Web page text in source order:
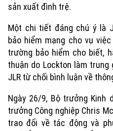
sản xuất đình trệ.
Một chi tiết đáng chú ý là
bảo hiểm mạng cho vụ
trường bảo hiểm cho biết,
thuận do Lockton làm
JLR từ chối bình luận về
Ngày 26/9, Bộ trưởng Kinh
trưởng Công nghiệp Chris
trao đổi về tác động và